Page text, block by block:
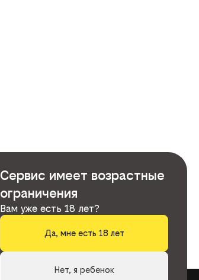
Сервис имеет возрастные
ограничения
Вам уже есть 18 лет?
Да, мне есть 18 лет
Нет, я ребенок